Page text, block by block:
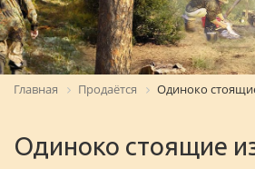
Главная Продаётся Одиноко
Одиноко стоящие